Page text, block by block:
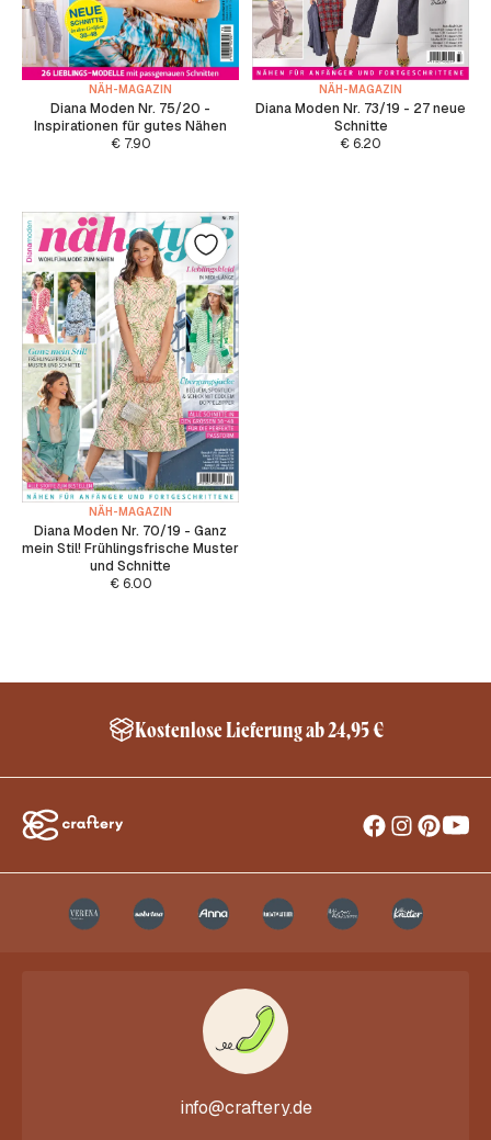
NÄH-MAGAZIN
Diana Moden Nr. 75/20 -
Inspirationen für gutes Nähen
€7.90
NÄH-MAGAZIN
Diana Moden Nr. 73/19 - 27 neue
Schnitte
€ 6.20
NÄH-MAGAZIN
Diana Moden Nr. 70/19 - Ganz
mein Stil! Frühlingsfrische Muster
und Schnitte
€6.00
Kostenlose Lieferung ab 24,95 €
info@craftery.de